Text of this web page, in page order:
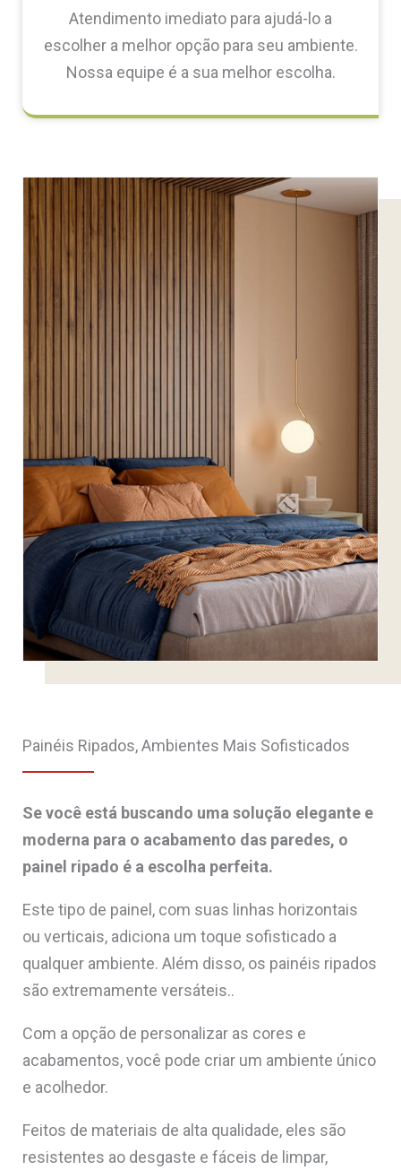
Atendimento imediato para ajudá-lo a
escolher a melhor opção para seu ambiente.
Nossa equipe é a sua melhor escolha.
Painéis Ripados, Ambientes Mais Sofisticados
Se você está buscando uma solução elegante e
moderna para o acabamento das paredes, o
painel ripado é a escolha perfeita.
Este tipo de painel, com suas linhas horizontais
ou verticais, adiciona um toque sofisticado a
qualquer ambiente. Além disso, os painéis ripados
são extremamente versáteis..
Com a opção de personalizar as cores e
acabamentos, você pode criar um ambiente único
e acolhedor.
Feitos de materiais de alta qualidade, eles são
resistentes ao desgaste e fáceis de limpar,